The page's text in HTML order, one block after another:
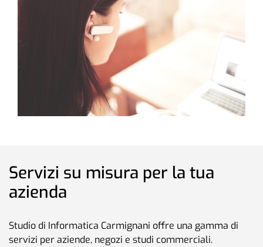
Servizi su misura per la tua
azienda
Studio di Informatica Carmignani offre una gamma di
servizi per aziende, negozi e studi commerciali.